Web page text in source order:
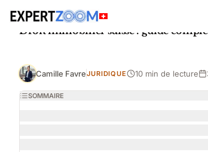
Droit immobilier suisse : guide
Camille FavreJURIDIQUE 10 min de lecture
SOMMAIRE